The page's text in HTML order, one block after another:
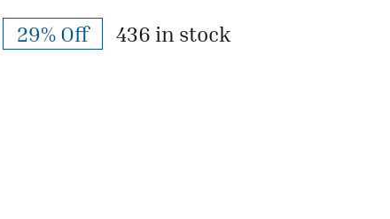
Original
Current
29% Off 436 in stock